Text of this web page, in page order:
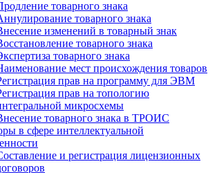
товарного знака
товарного знака
изменений в товарный знак
товарного знака
товарного знака
мест происхождения товаров
прав на программу для ЭВМ
прав на топологию
микросхемы
товарного знака в ТРОИС
в сфере интеллектуальной
и регистрация лицензионных